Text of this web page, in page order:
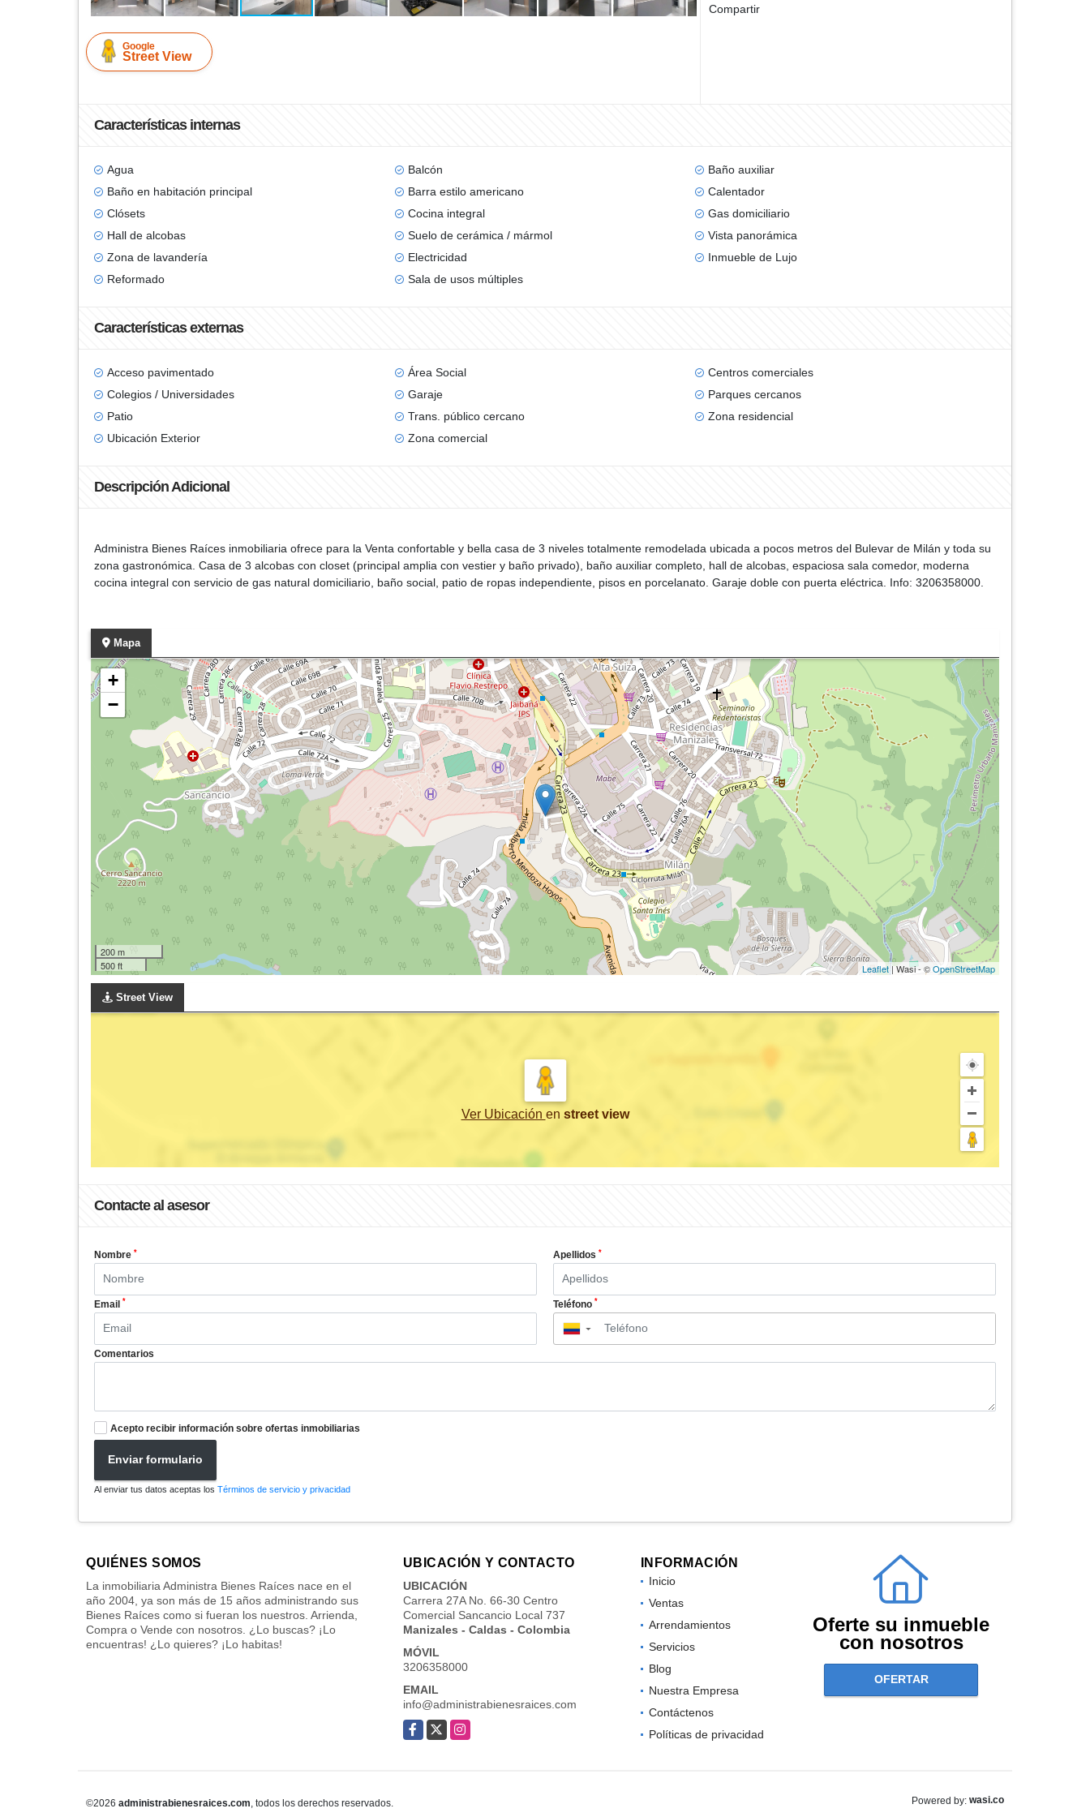
Google
Street View
Compartir
Características internas
Agua Balcón
Baño auxiliar
Baño en habitación principal
Barra estilo americano
Calentador
Clósets
Cocina integral
Gas domiciliario
Hall de alcobas
Suelo de cerámica / mármol
Vista panorámica
Zona de lavandería
Electricidad
Inmueble de Lujo
Reformado
Sala de usos múltiples
Características externas
Acceso pavimentado Área Social
Centros comerciales
Colegios / Universidades
Garaje
Parques cercanos
Patio
Trans. público cercano
Zona residencial
Ubicación Exterior
Zona comercial
Descripción Adicional
Administra Bienes Raíces inmobiliaria ofrece para la Venta confortable y bella casa de 3 niveles totalmente remodelada ubicada a pocos metros del Bulevar de Milán y toda su
zona gastronómica. Casa de 3 alcobas con closet (principal amplia con vestier y baño privado), baño auxiliar completo, hall de alcobas, espaciosa sala comedor, moderna
cocina integral con servicio de gas natural domiciliario, baño social, patio de ropas independiente, pisos en porcelanato. Garaje doble con puerta eléctrica. Info: 3206358000.
Mapa
+
−
200 m
500 ft
Leaflet | Wasi - ©OpenStreetMap
Street View
Ver Ubicación en street view
Contacte al asesor
Nombre * Apellidos *
Email * Teléfono *
▼
Comentarios
Acepto recibir información sobre ofertas inmobiliarias
Enviar formulario
Al enviar tus datos aceptas los Términos de servicio y privacidad
QUIÉNES SOMOS
La inmobiliaria Administra Bienes Raíces nace en el
año 2004, ya son más de 15 años administrando sus
Bienes Raíces como si fueran los nuestros. Arrienda,
Compra o Vende con nosotros. ¿Lo buscas? ¡Lo
encuentras! ¿Lo quieres? ¡Lo habitas!
UBICACIÓN Y CONTACTO
UBICACIÓN
Carrera 27A No. 66-30 Centro
Comercial Sancancio Local 737
Manizales - Caldas - Colombia
MÓVIL
3206358000
EMAIL
info@administrabienesraices.com
Facebook
X Instagram
INFORMACIÓN
Inicio
Ventas
Arrendamientos
Servicios
Blog
Nuestra Empresa
Contáctenos
Políticas de privacidad
Oferte su inmueble
con nosotros
OFERTAR
©2026 administrabienesraices.com, todos los derechos reservados. Powered by: wasi.co